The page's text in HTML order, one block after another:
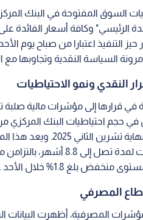
السوق المفتوحة في البنك
السياسة النقدية وتجاوبها مع
النقدي ونمو الاحتياطيات
في قرارها إلى مؤشرات مالية صلبة
مليار دولار مع
السلع والخدمات لمدة
خلال الأحد عشر شهرا الأولى من عام 2025.
المصرفي
المصرفية، أظهرت البيانات